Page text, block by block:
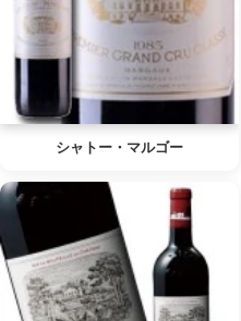
シャトー・マルゴー